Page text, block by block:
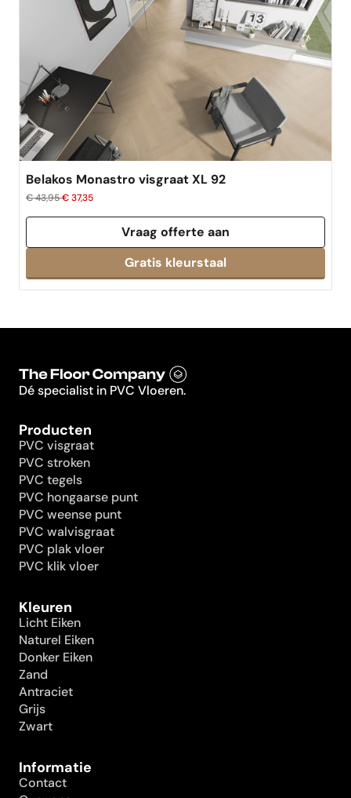
Belakos Monastro visgraat XL 92
€ 43,95€ 37,35
Vraag offerte aan
Dé specialist in PVC Vloeren.
Producten
PVC visgraat
PVC stroken
PVC tegels
PVC hongaarse punt
PVC weense punt
PVC walvisgraat
PVC plak vloer
PVC klik vloer
Kleuren
Licht Eiken
Naturel Eiken
Donker Eiken
Zand
Antraciet
Grijs
Zwart
Informatie
Contact